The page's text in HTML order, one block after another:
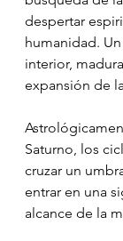
despertar
humanidad.
interior,
expansión de
Saturno, los
cruzar un
entrar en una
alcance de la